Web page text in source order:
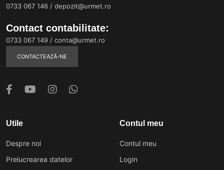
0733 067 146 / depozit@urmet.ro
Contact contabilitate:
0733 067 149 / conta@urmet.ro
CONTACTEAZĂ-NE
Utile
Despre noi
Prelucrearea datelor
Contul meu
Contul meu
Login